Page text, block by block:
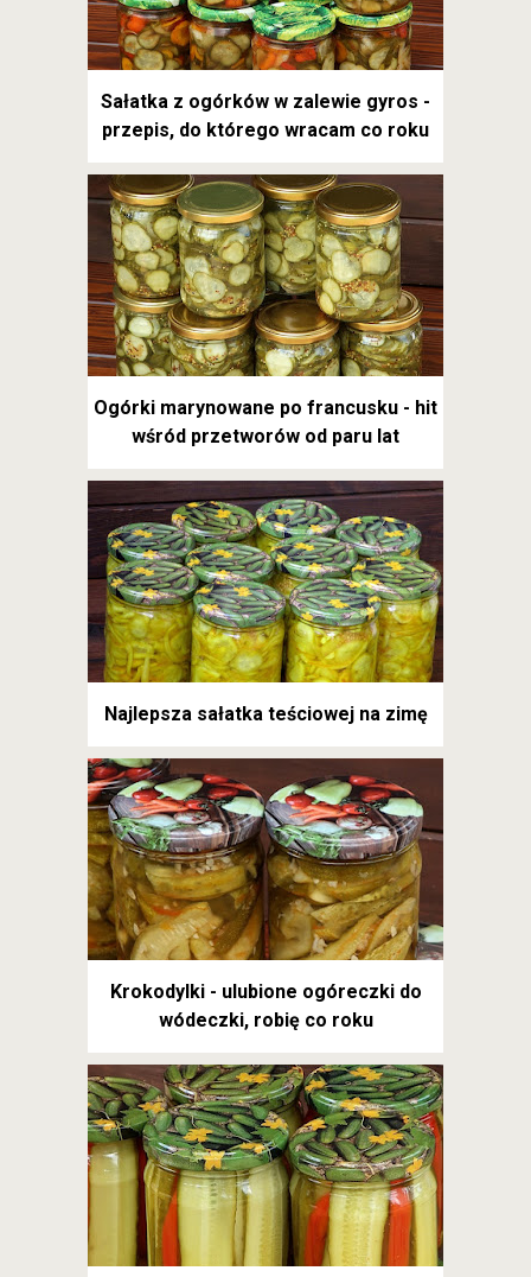
Sałatka z ogórków w zalewie gyros -
przepis, do którego wracam co roku
Ogórki marynowane po francusku - hit
wśród przetworów od paru lat
Najlepsza sałatka teściowej na zimę
Krokodylki - ulubione ogóreczki do
wódeczki, robię co roku